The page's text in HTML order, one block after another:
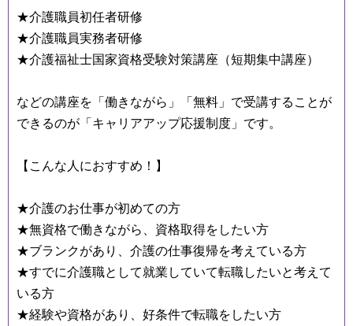
★介護職員初任者研修
★介護職員実務者研修
★介護福祉士国家資格受験対策講座（短期集中講座）
などの講座を「働きながら」「無料」で受講することが
できるのが「キャリアアップ応援制度」です。
【こんな人におすすめ！】
★介護のお仕事が初めての方
★無資格で働きながら、資格取得をしたい方
★ブランクがあり、介護の仕事復帰を考えている方
★すでに介護職として就業していて転職したいと考えて
いる方
★経験や資格があり、好条件で転職をしたい方